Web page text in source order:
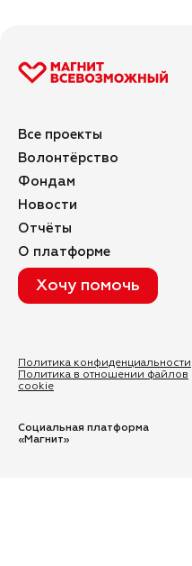
Все проекты
Волонтёрство
Фондам
Новости
Отчёты
О платформе
Хочу помочь
Социальная платформа
«Магнит»
Политика конфиденциальности
Политика в отношении файлов
cookie